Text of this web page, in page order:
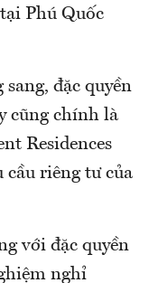
Phú Quốc
đặc quyền
cũng chính là
Residences
cầu riêng tư của
với đặc quyền
nghỉ